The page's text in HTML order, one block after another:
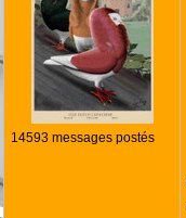
14593 messages postés